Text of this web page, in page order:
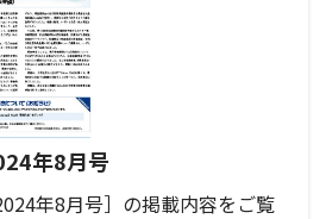
年8月号
年8月号］の掲載内容をご覧